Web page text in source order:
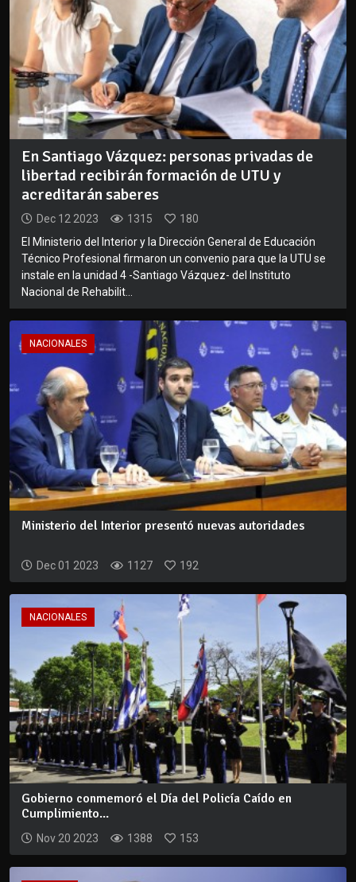
En Santiago Vázquez: personas privadas de
libertad recibirán formación de UTU y
acreditarán saberes
Dec 12 2023 1315
180
El Ministerio del Interior y la Dirección General de Educación
Técnico Profesional firmaron un convenio para que la UTU se
instale en la unidad 4 -Santiago Vázquez- del Instituto
Nacional de Rehabilit...
NACIONALES
Ministerio del Interior presentó nuevas autoridades
Dec 01 2023 1127 192
NACIONALES
Gobierno conmemoró el Día del Policía Caído en
Cumplimiento...
Nov 20 2023 1388 153